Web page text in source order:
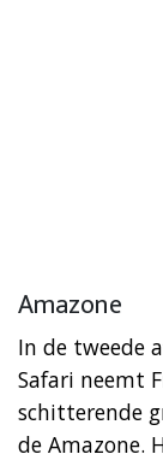
Amazone
In de tweede
Safari neemt
schitterende
de Amazone.